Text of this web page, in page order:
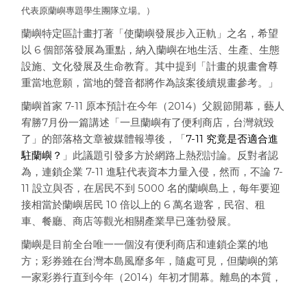
代表原蘭嶼專題學生團隊立場。）
蘭嶼特定區計畫打著「使蘭嶼發展步入正軌」之名，希望
以 6 個部落發展為重點，納入蘭嶼在地生活、生產、生態
設施、文化發展及生命教育。其中提到「計畫的規畫會尊
重當地意願，當地的聲音都將作為該案後續規畫參考。」
蘭嶼首家 7-11 原本預計在今年（2014）父親節開幕，藝人
宥勝7月份一篇講述「一旦蘭嶼有了便利商店，台灣就毀
了」的部落格文章被媒體報導後，「7-11 究竟是否適合進
駐蘭嶼？ 」此議題引發多方於網路上熱烈討論。反對者認
為，連鎖企業 7-11 進駐代表資本力量入侵，然而，不論 7-
11 設立與否，在居民不到 5000 名的蘭嶼島上，每年要迎
接相當於蘭嶼居民 10 倍以上的 6 萬名遊客，民宿、租
車、餐廳、商店等觀光相關產業早已蓬勃發展。
蘭嶼是目前全台唯一一個沒有便利商店和連鎖企業的地
方；彩券雖在台灣本島風靡多年，隨處可見，但蘭嶼的第
一家彩券行直到今年（2014）年初才開幕。離島的本質，